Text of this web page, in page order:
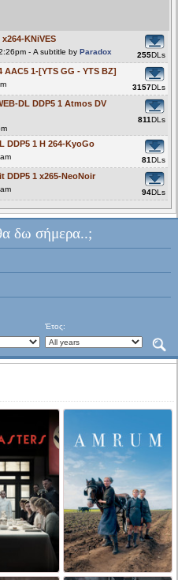
KNiVES
- A subtitle by Paradox 255DLs
AAC5 1-[YTS GG - YTS BZ]
3157DLs
DL DDP5 1 Atmos DV
811DLs
DDP5 1 H 264-KyoGo
81DLs
DDP5 1 x265-NeoNoir
94DLs
δω σήμερα..;
Έτος: